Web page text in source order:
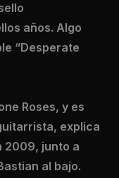
años. Algo
“Desperate
Roses, y es
explica
2009, junto a
al bajo.